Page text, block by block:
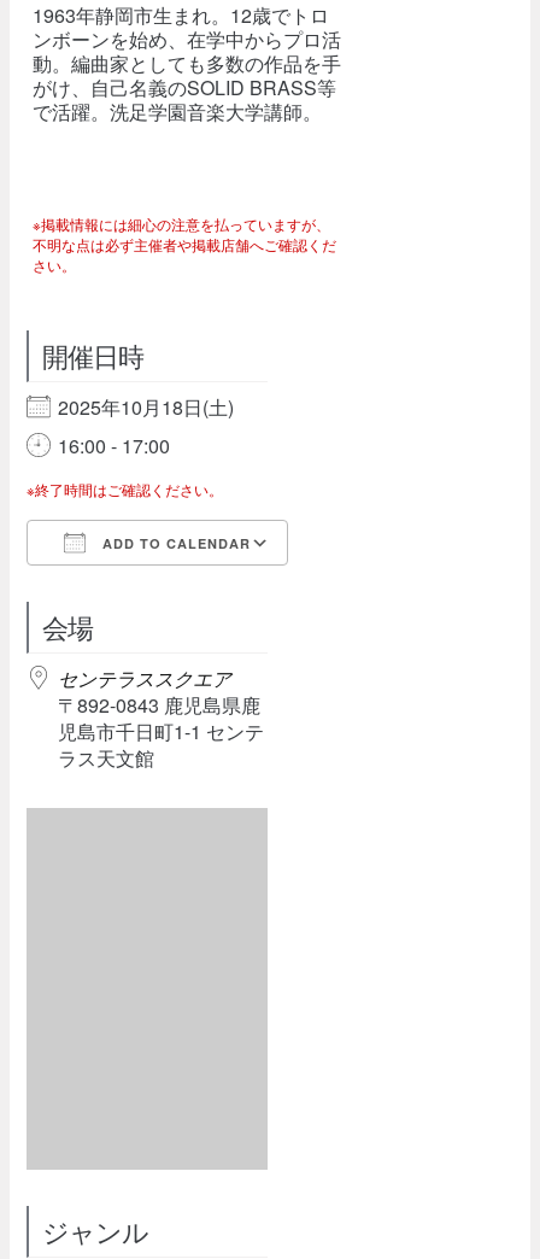
1963年静岡市生まれ。12歳でトロ
ンボーンを始め、在学中からプロ活
動。編曲家としても多数の作品を手
がけ、自己名義のSOLID BRASS等
で活躍。洗足学園音楽大学講師。
※掲載情報には細心の注意を払っていますが、
不明な点は必ず主催者や掲載店舗へご確認くだ
さい。
開催日時
2025年10月18日(土)
16:00 - 17:00
※終了時間はご確認ください。
ADD TO CALENDAR
会場
センテラススクエア
〒892-0843 鹿児島県鹿
児島市千日町1-1 センテ
ラス天文館
ジャンル